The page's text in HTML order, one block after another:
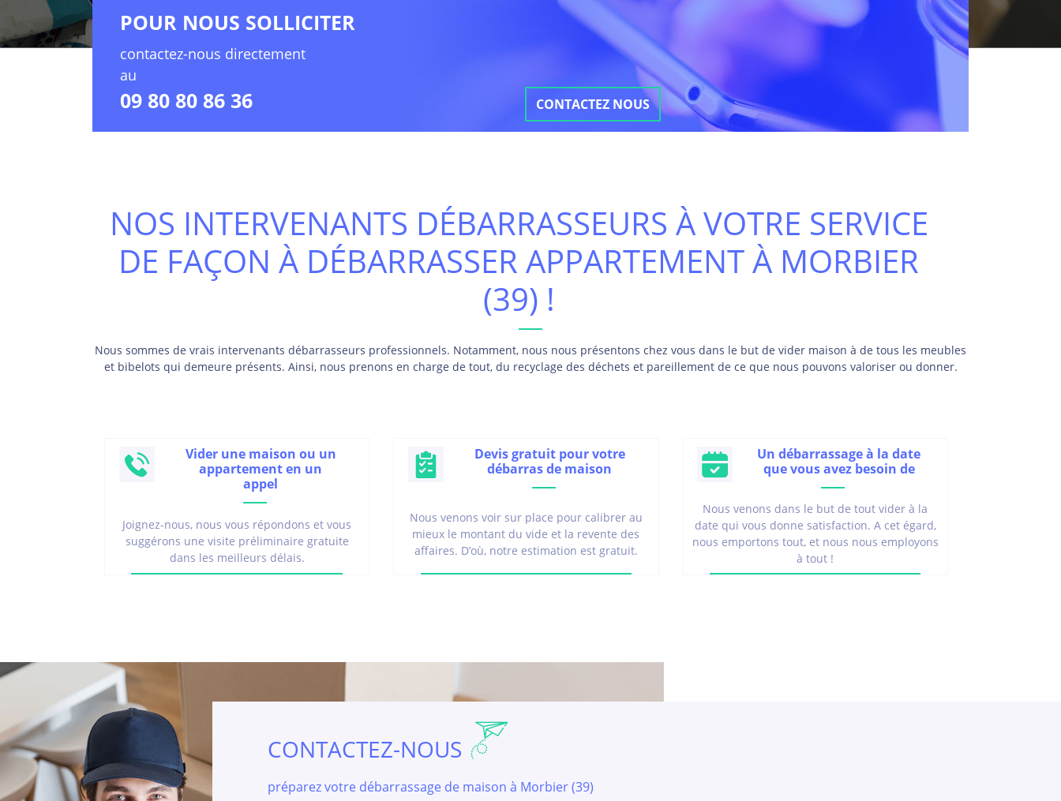
POUR NOUS SOLLICITER
contactez-nous directement
au
09 80 80 86 36 CONTACTEZ NOUS
NOS INTERVENANTS DÉBARRASSEURS À VOTRE SERVICE
DE FAÇON À DÉBARRASSER APPARTEMENT À MORBIER
(39) !
Nous sommes de vrais intervenants débarrasseurs professionnels. Notamment, nous nous présentons chez vous dans le but de vider maison à de tous les meubles
et bibelots qui demeure présents. Ainsi, nous prenons en charge de tout, du recyclage des déchets et pareillement de ce que nous pouvons valoriser ou donner.
Vider une maison ou un
appartement en un
appel
Joignez-nous, nous vous répondons et vous
suggérons une visite préliminaire gratuite
dans les meilleurs délais.
Devis gratuit pour votre
débarras de maison
Nous venons voir sur place pour calibrer au
mieux le montant du vide et la revente des
affaires. D’où, notre estimation est gratuit.
Un débarrassage à la date
que vous avez besoin de
Nous venons dans le but de tout vider à la
date qui vous donne satisfaction. A cet égard,
nous emportons tout, et nous nous employons
à tout !
CONTACTEZ-NOUS
préparez votre débarrassage de maison à Morbier (39)